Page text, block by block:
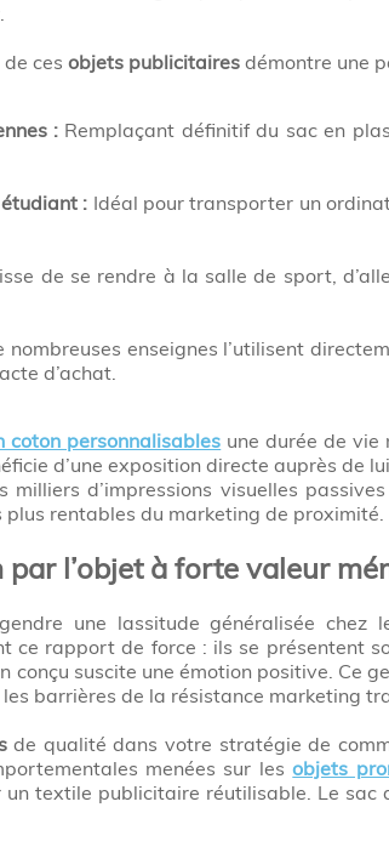
ces objets publicitairesdémontre une
:Remplaçant définitif du sac en
: Idéal pour transporter un
de se rendre à la salle de sport,
nombreuses enseignes l’utilisent
d’achat.
coton personnalisables une durée de vie
d’une exposition directe auprès de
milliers d’impressions visuelles
plus rentables du marketing de proximité.
l’objet à forte valeur
une lassitude généralisée
rapport de force : ils se présentent
conçu suscite une émotion positive. Ce
barrières de la résistance marketing
de qualité dans votre stratégie de
menées sur lesobjets
textile publicitaire réutilisable. Le